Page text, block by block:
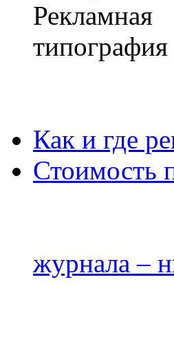
Как и где
Стоимость
журнала –